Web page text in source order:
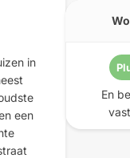
in
een
En